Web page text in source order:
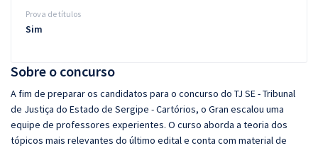
Sobre o concurso
A fim de preparar os candidatos para o concurso do TJ SE - Tribunal
de Justiça do Estado de Sergipe - Cartórios, o Gran escalou uma
equipe de professores experientes. O curso aborda a teoria dos
tópicos mais relevantes do último edital e conta com material de
Prova de títulos
Sim